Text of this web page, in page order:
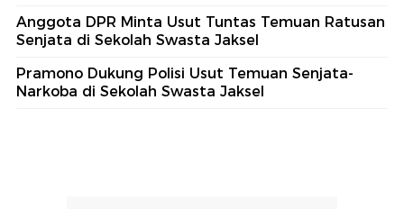
Anggota DPR Minta Usut Tuntas Temuan Ratusan
Senjata di Sekolah Swasta Jaksel
Pramono Dukung Polisi Usut Temuan Senjata-
Narkoba di Sekolah Swasta Jaksel